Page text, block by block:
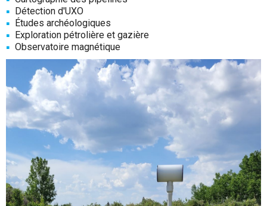
Détection d'UXO
Études archéologiques
Exploration pétrolière et gazière
Observatoire magnétique